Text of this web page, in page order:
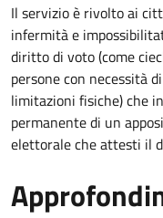
Il servizio è rivolto ai
infermità e
diritto di voto (come
persone con necessità
limitazioni fisiche) che
permanente di un
elettorale che attesti il